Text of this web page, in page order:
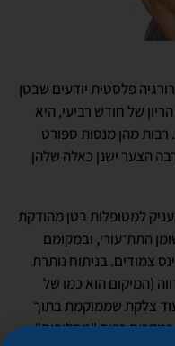
פלסטית יודעים שבטן
של חודש רביעי, היא
מהן מנסות ספורט
הצער ישנן כאלה שלהן
למטופלות בטן מהודקת
התת־עורי, ובמקומם
צמודים. בניתוח נותרת
(המיקום הוא כמו של
צלקת שממוקמת בתוך
רבים "מחליפים"